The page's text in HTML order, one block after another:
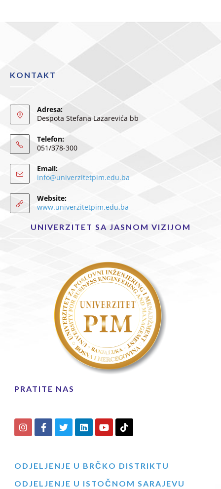
KONTAKT
Adresa:
Despota Stefana Lazarevića bb
Telefon:
051/378-300
Email:
info@univerzitetpim.edu.ba
Website:
www.univerzitetpim.edu.ba
UNIVERZITET SA JASNOM VIZIJOM
PRATITE NAS
ODJELJENJE U BRČKO DISTRIKTU
ODJELJENJE U ISTOČNOM SARAJEVU